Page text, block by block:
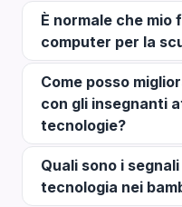
È normale che mio
computer per la
Come posso
con gli insegnanti
tecnologie?
Quali sono i
tecnologia nei